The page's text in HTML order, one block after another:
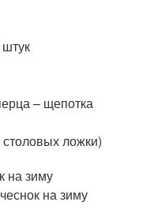
– щепотка
ложки)